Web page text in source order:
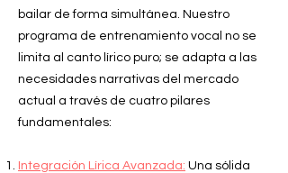
bailar de forma simultánea. Nuestro
programa de entrenamiento vocal no se
limita al canto lírico puro; se adapta a las
necesidades narrativas del mercado
actual a través de cuatro pilares
fundamentales:
Integración Lírica Avanzada: Una sólida